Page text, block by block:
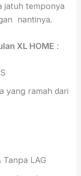
jatuh temponya
nantinya.
XL HOME :
yang ramah dari
LAG